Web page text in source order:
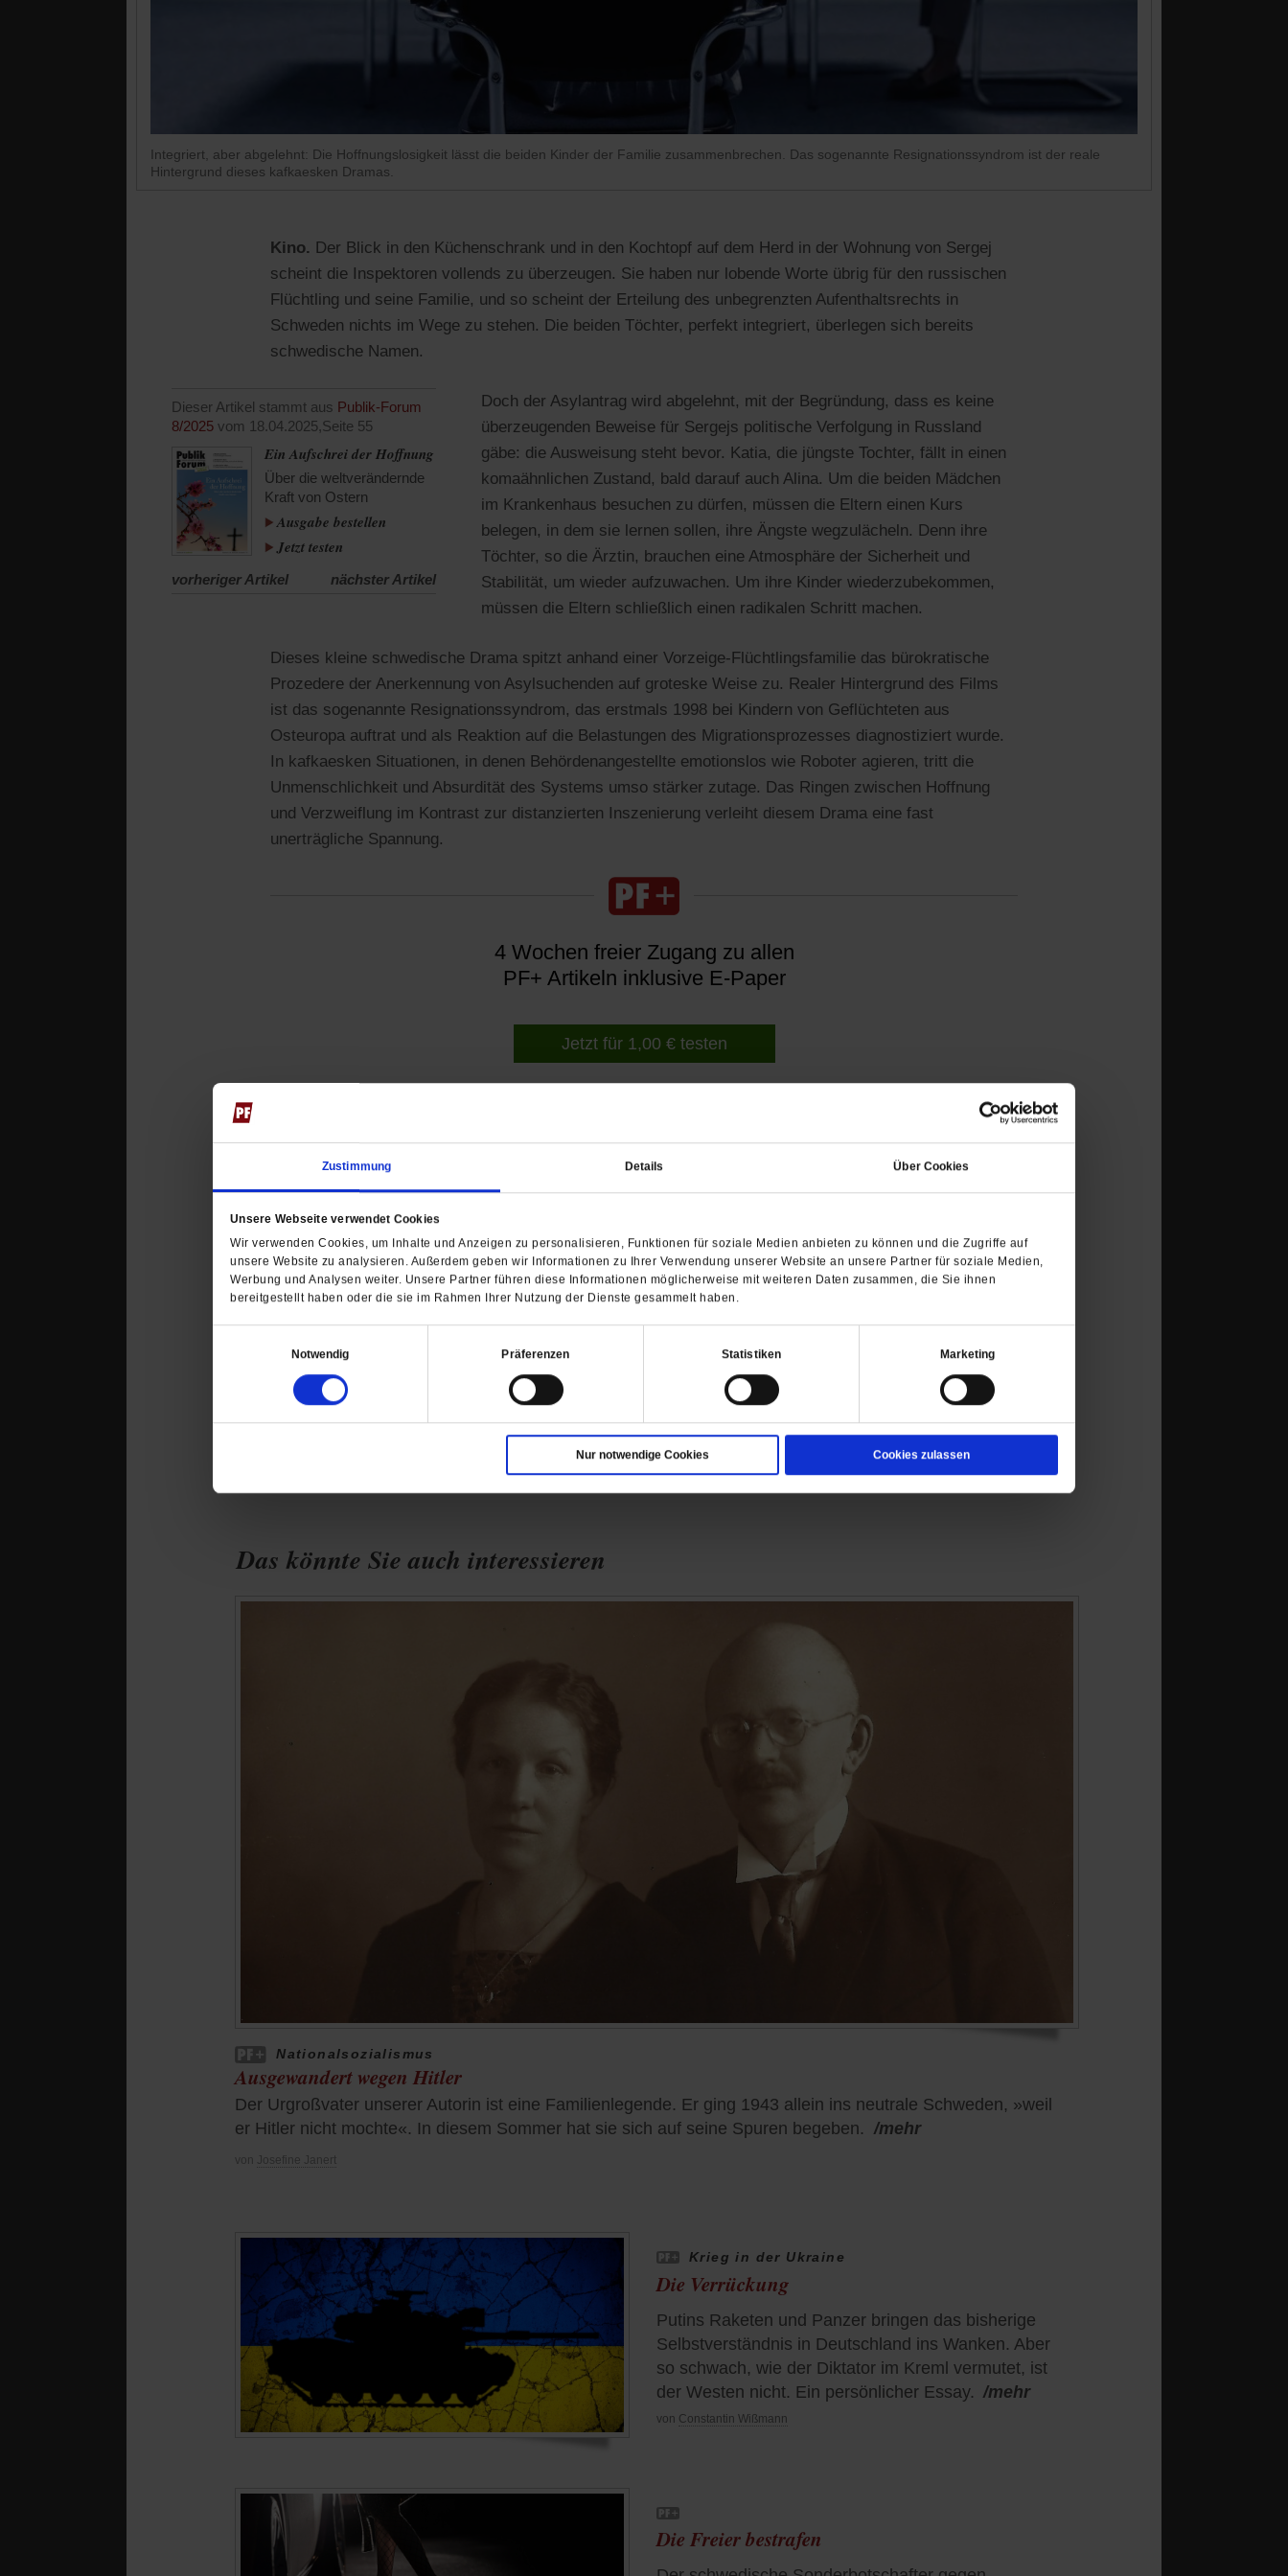
(Öffnet
in
neuen
Zustimmung Details Über Cookies
Unsere Webseite verwendet Cookies
Wir verwenden Cookies, um Inhalte und Anzeigen zu personalisieren, Funktionen für soziale Medien anbieten zu können und die Zugriffe auf
unsere Website zu analysieren. Außerdem geben wir Informationen zu Ihrer Verwendung unserer Website an unsere Partner für soziale Medien,
Werbung und Analysen weiter. Unsere Partner führen diese Informationen möglicherweise mit weiteren Daten zusammen, die Sie ihnen
bereitgestellt haben oder die sie im Rahmen Ihrer Nutzung der Dienste gesammelt haben.
Notwendig
Präferenzen Statistiken Marketing
Nur notwendige Cookies Cookies zulassen
Das könnte Sie auch interessieren
Nationalsozialismus
Ausgewandert wegen Hitler
Der Urgroßvater unserer Autorin ist eine Familienlegende. Er ging 1943 allein ins neutrale Schweden, »weil
er Hitler nicht mochte«. In diesem Sommer hat sie sich auf seine Spuren begeben. /mehr
von Josefine Janert
Krieg in der Ukraine
Die Verrückung
Putins Raketen und Panzer bringen das bisherige
Selbstverständnis in Deutschland ins Wanken. Aber
so schwach, wie der Diktator im Kreml vermutet, ist
der Westen nicht. Ein persönlicher Essay. /mehr
von Constantin Wißmann
Die Freier bestrafen
Integriert, aber abgelehnt: Die Hoffnungslosigkeit lässt die beiden Kinder der Familie zusammenbrechen. Das sogenannte Resignationssyndrom ist der reale
Hintergrund dieses kafkaesken Dramas.
Kino. Der Blick in den Küchenschrank und in den Kochtopf auf dem Herd in der Wohnung von Sergej
scheint die Inspektoren vollends zu überzeugen. Sie haben nur lobende Worte übrig für den russischen
Flüchtling und seine Familie, und so scheint der Erteilung des unbegrenzten Aufenthaltsrechts in
Schweden nichts im Wege zu stehen. Die beiden Töchter, perfekt integriert, überlegen sich bereits
schwedische Namen.
Dieser Artikel stammt aus Publik-Forum
8/2025 vom 18.04.2025,Seite 55
Ein Aufschrei der Hoffnung
Über die weltverändernde
Kraft von Ostern
Ausgabe bestellen
Jetzt testen
vorheriger Artikel nächster Artikel
Doch der Asylantrag wird abgelehnt, mit der Begründung, dass es keine
überzeugenden Beweise für Sergejs politische Verfolgung in Russland
gäbe: die Ausweisung steht bevor. Katia, die jüngste Tochter, fällt in einen
komaähnlichen Zustand, bald darauf auch Alina. Um die beiden Mädchen
im Krankenhaus besuchen zu dürfen, müssen die Eltern einen Kurs
belegen, in dem sie lernen sollen, ihre Ängste wegzulächeln. Denn ihre
Töchter, so die Ärztin, brauchen eine Atmosphäre der Sicherheit und
Stabilität, um wieder aufzuwachen. Um ihre Kinder wiederzubekommen,
müssen die Eltern schließlich einen radikalen Schritt machen.
Dieses kleine schwedische Drama spitzt anhand einer Vorzeige-Flüchtlingsfamilie das bürokratische
Prozedere der Anerkennung von Asylsuchenden auf groteske Weise zu. Realer Hintergrund des Films
ist das sogenannte Resignationssyndrom, das erstmals 1998 bei Kindern von Geflüchteten aus
Osteuropa auftrat und als Reaktion auf die Belastungen des Migrationsprozesses diagnostiziert wurde.
In kafkaesken Situationen, in denen Behördenangestellte emotionslos wie Roboter agieren, tritt die
Unmenschlichkeit und Absurdität des Systems umso stärker zutage. Das Ringen zwischen Hoffnung
und Verzweiflung im Kontrast zur distanzierten Inszenierung verleiht diesem Drama eine fast
unerträgliche Spannung.
4 Wochen freier Zugang zu allen
PF+ Artikeln inklusive E-Paper
Jetzt für 1,00 € testen
Kommentare und Leserbriefe
Ihre E-Mailadresse:
(wird nicht angezeigt)